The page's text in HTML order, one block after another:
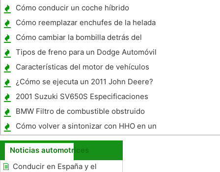
combustible para un 1995 Honda Civic EX ?
Cómo conducir un coche híbrido
Cómo reemplazar enchufes de la helada
Cómo cambiar la bombilla detrás del
cuentakilómetros en el 2000 Buick Century
Tipos de freno para un Dodge Automóvil
1933
Características del motor de vehículos
híbridos
¿Cómo se ejecuta un 2011 John Deere?
2001 Suzuki SV650S Especificaciones
BMW Filtro de combustible obstruido
Síntomas
Cómo volver a sintonizar con HHO en un
coche con un carburador Older
Noticias automotrices
Conducir en España y el